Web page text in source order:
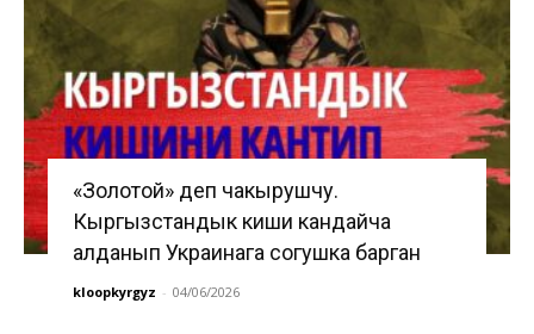
«Золотой» деп чакырушчу.
Кыргызстандык киши кандайча
алданып Украинага согушка барган
kloopkyrgyz - 04/06/2026